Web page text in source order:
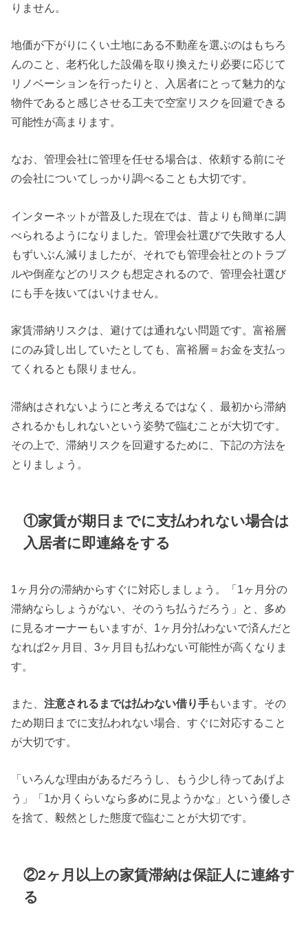
りません。
地価が下がりにくい土地にある不動産を選ぶのはもちろ
んのこと、老朽化した設備を取り換えたり必要に応じて
リノベーションを行ったりと、入居者にとって魅力的な
物件であると感じさせる工夫で空室リスクを回避できる
可能性が高まります。
なお、管理会社に管理を任せる場合は、依頼する前にそ
の会社についてしっかり調べることも大切です。
インターネットが普及した現在では、昔よりも簡単に調
べられるようになりました。管理会社選びで失敗する人
もずいぶん減りましたが、それでも管理会社とのトラブ
ルや倒産などのリスクも想定されるので、管理会社選び
にも手を抜いてはいけません。
家賃滞納リスクは、避けては通れない問題です。富裕層
にのみ貸し出していたとしても、富裕層＝お金を支払っ
てくれるとも限りません。
滞納はされないようにと考えるではなく、最初から滞納
されるかもしれないという姿勢で臨むことが大切です。
その上で、滞納リスクを回避するために、下記の方法を
とりましょう。
①家賃が期日までに支払われない場合は
入居者に即連絡をする
1ヶ月分の滞納からすぐに対応しましょう。「1ヶ月分の
滞納ならしょうがない、そのうち払うだろう」と、多め
に見るオーナーもいますが、1ヶ月分払わないで済んだと
なれば2ヶ月目、3ヶ月目も払わない可能性が高くなりま
す。
また、注意されるまでは払わない借り手もいます。その
ため期日までに支払われない場合、すぐに対応すること
が大切です。
「いろんな理由があるだろうし、もう少し待ってあげよ
う」「1か月くらいなら多めに見ようかな」という優しさ
を捨て、毅然とした態度で臨むことが大切です。
②2ヶ月以上の家賃滞納は保証人に連絡す
る